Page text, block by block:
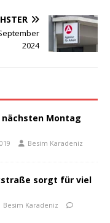
2024
Montag
Besim Karadeniz
sorgt für viel
Besim Karadeniz